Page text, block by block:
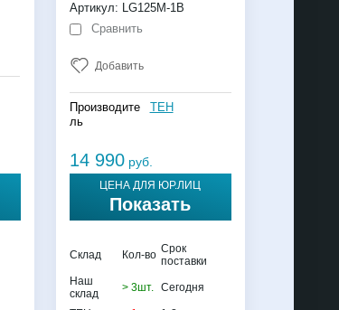
Артикул: LG125M-1B
Сравнить
Добавить
Производите
ль
TEH
14 990руб.
ЦЕНА ДЛЯ ЮР.ЛИЦ
Показать
Склад Кол-во Срок
поставки
Наш
склад
> 3шт. Сегодня